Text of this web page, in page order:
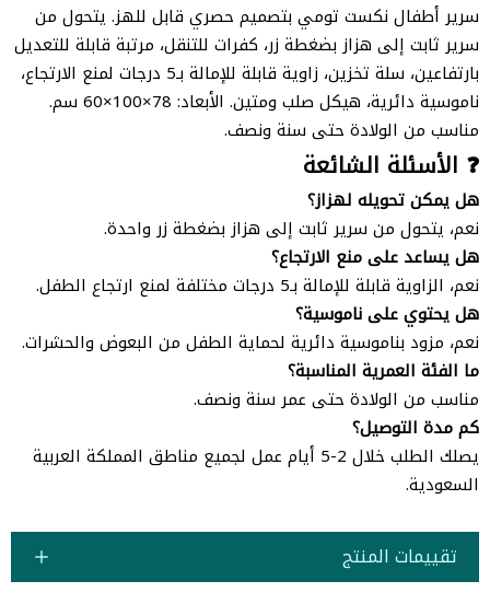
سرير أطفال نكست تومي بتصميم حصري قابل للهز. يتحول من
سرير ثابت إلى هزاز بضغطة زر، كفرات للتنقل، مرتبة قابلة للتعديل
بارتفاعين، سلة تخزين، زاوية قابلة للإمالة بـ5 درجات لمنع الارتجاع،
ناموسية دائرية، هيكل صلب ومتين. الأبعاد: 78×100×60 سم.
مناسب من الولادة حتى سنة ونصف.
❓ الأسئلة الشائعة
هل يمكن تحويله لهزاز؟
نعم، يتحول من سرير ثابت إلى هزاز بضغطة زر واحدة.
هل يساعد على منع الارتجاع؟
نعم، الزاوية قابلة للإمالة بـ5 درجات مختلفة لمنع ارتجاع الطفل.
هل يحتوي على ناموسية؟
نعم، مزود بناموسية دائرية لحماية الطفل من البعوض والحشرات.
ما الفئة العمرية المناسبة؟
مناسب من الولادة حتى عمر سنة ونصف.
كم مدة التوصيل؟
يصلك الطلب خلال 2-5 أيام عمل لجميع مناطق المملكة العربية
السعودية.
تقييمات المنتج